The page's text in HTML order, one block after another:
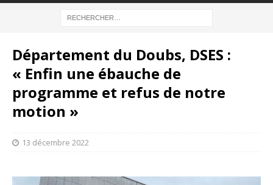
Département du Doubs, DSES :
« Enfin une ébauche de
programme et refus de notre
motion »
13 décembre 2022